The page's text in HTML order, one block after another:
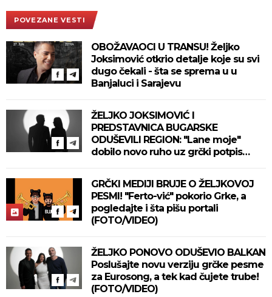
POVEZANE VESTI
OBOŽAVAOCI U TRANSU! Željko
Joksimović otkrio detalje koje su svi
dugo čekali - šta se sprema u u
Banjaluci i Sarajevu
ŽELJKO JOKSIMOVIĆ I
PREDSTAVNICA BUGARSKE
ODUŠEVILI REGION: "Lane moje"
dobilo novo ruho uz grčki potpis
GRČKI MEDIJI BRUJE O ŽELJKOVOJ
PESMI! "Ferto-vić" pokorio Grke, a
pogledajte i šta pišu portali
(FOTO/VIDEO)
ŽELJKO PONOVO ODUŠEVIO BALKAN
Poslušajte novu verziju grčke pesme
za Eurosong, a tek kad čujete trube!
(FOTO/VIDEO)